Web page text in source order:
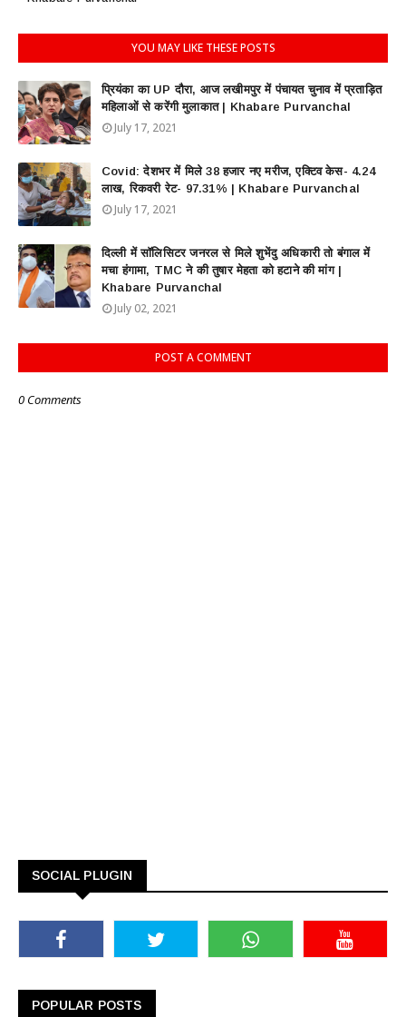
YOU MAY LIKE THESE POSTS
प्रियंका का UP दौरा, आज लखीमपुर में पंचायत चुनाव में प्रताड़ित
महिलाओं से करेंगी मुलाकात | Khabare Purvanchal
July 17, 2021
Covid: देशभर में मिले 38 हजार नए मरीज, एक्टिव केस- 4.24
लाख, रिकवरी रेट- 97.31% | Khabare Purvanchal
July 17, 2021
दिल्ली में सॉलिसिटर जनरल से मिले शुभेंदु अधिकारी तो बंगाल में
मचा हंगामा, TMC ने की तुषार मेहता को हटाने की मांग |
Khabare Purvanchal
July 02, 2021
POST A COMMENT
0 Comments
SOCIAL PLUGIN
POPULAR POSTS